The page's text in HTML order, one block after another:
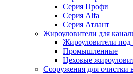
Серия Профи
Серия Alfa
Серия Атлант
Жироуловители для
Жироуловители под
Промышленные
Цеховые
Сооружения для очистки